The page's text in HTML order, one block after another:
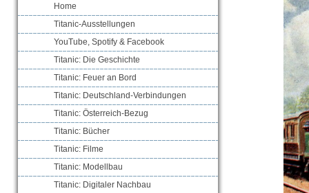
Home
Titanic-Ausstellungen
YouTube, Spotify & Facebook
Titanic: Die Geschichte
Titanic: Feuer an Bord
Titanic: Deutschland-Verbindungen
Titanic: Österreich-Bezug
Titanic: Bücher
Titanic: Filme
Titanic: Modellbau
Titanic: Digitaler Nachbau